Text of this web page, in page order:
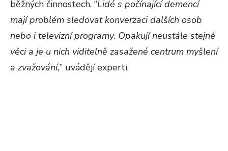
běžných činnostech. “Lidé s počínající demencí
mají problém sledovat konverzaci dalších osob
nebo i televizní programy. Opakují neustále stejné
věci a je u nich viditelně zasažené centrum myšlení
a zvažování,” uvádějí experti.